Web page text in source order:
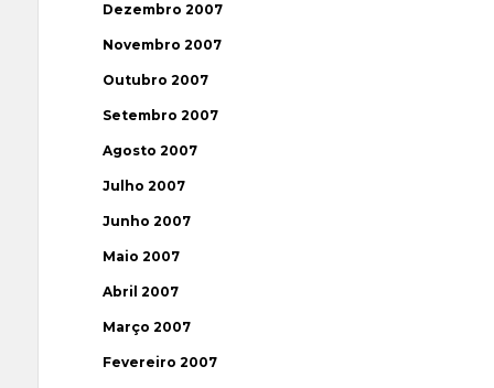
Dezembro 2007
Novembro 2007
Outubro 2007
Setembro 2007
Agosto 2007
Julho 2007
Junho 2007
Maio 2007
Abril 2007
Março 2007
Fevereiro 2007